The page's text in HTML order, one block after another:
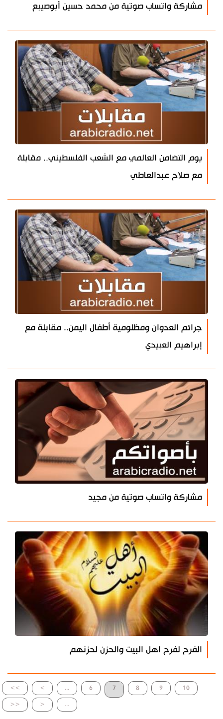
مشاركة واتساب صوتية من محمد حسين أبوصيبع
يوم التضامن العالمي مع الشعب الفلسطيني.. مقابلة
مع صلاح عبدالعاطي
جرائم العدوان ومظلومية أطفال اليمن.. مقابلة مع
إبراهيم العبيدي
مشاركة واتساب صوتية من مجيد
الفرح لفرح اهل البيت والحزن لحزنهم
>> > ... 6 7 8 9 10
...
<
<<